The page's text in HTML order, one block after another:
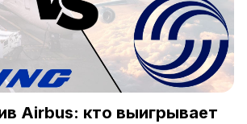
Airbus: кто выигрывает